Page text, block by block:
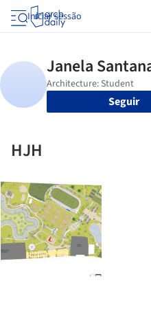
Iniciar sessão
Seguir
HJH